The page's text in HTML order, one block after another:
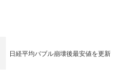
日経平均バブル崩壊後最安値を更新